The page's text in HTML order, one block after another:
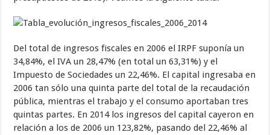
Del total de ingresos fiscales en 2006 el IRPF suponía un
34,84%, el IVA un 28,47% (en total un 63,31%) y el
Impuesto de Sociedades un 22,46%. El capital ingresaba en
2006 tan sólo una quinta parte del total de la recaudación
pública, mientras el trabajo y el consumo aportaban tres
quintas partes. En 2014 los ingresos del capital cayeron en
relación a los de 2006 un 123,82%, pasando del 22,46% al